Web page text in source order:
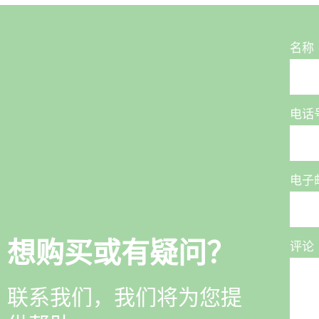
想购买或有疑问？
联系我们，我们将为您提
名称
电话
电子
评论